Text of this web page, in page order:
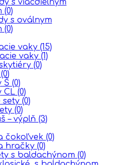
s viacdielnym
(0)
s oválnym
(0)
vaky (15)
vaky (1)
(0)
(0)
Š (0)
CL (0)
sety (0)
(0)
– výplň (3)
čokoľvek (0)
hračky (0)
s baldachýnom (0)